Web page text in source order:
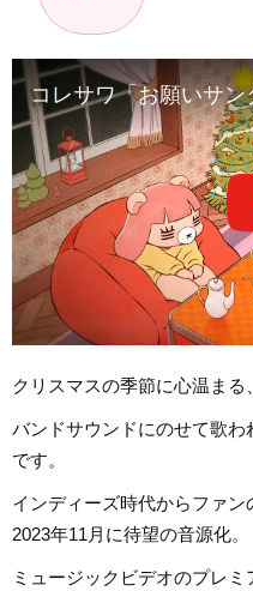
コレサワ「お願いサン
クリスマスの季節に心温まる
バンドサウンドにのせて歌
です。
インディーズ時代からファン
2023年11月に待望の音源化。
ミュージックビデオのプレ